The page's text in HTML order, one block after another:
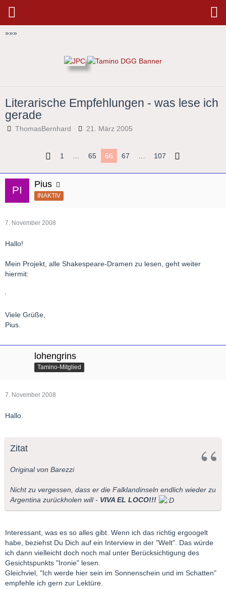
»»»
Literarische Empfehlungen - was lese ich
gerade
ThomasBernhard 21. März 2005
1 … 65 66 67 … 107
Pius
INAKTIV
7. November 2008
Hallo!
Mein Projekt, alle Shakespeare-Dramen zu lesen, geht weiter
hiermit:
Viele Grüße,
Pius.
lohengrins
Tamino-Mitglied
7. November 2008
Hallo.
Zitat
Original von Barezzi
Nicht zu vergessen, dass er die Falklandinseln endlich wieder zu
Argentina zurückholen will - VIVA EL LOCO!!!
Interessant, was es so alles gibt. Wenn ich das richtig ergoogelt
habe, beziehst Du Dich auf ein Interview in der "Welt". Das würde
ich dann vielleicht doch noch mal unter Berücksichtigung des
Gesichtspunkts "Ironie" lesen.
Gleichviel, "Ich werde hier sein im Sonnenschein und im Schatten"
empfehle ich gern zur Lektüre.